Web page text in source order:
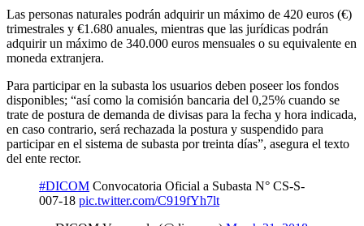
Las personas naturales podrán adquirir un máximo de 420 euros (€)
trimestrales y €1.680 anuales, mientras que las jurídicas podrán
adquirir un máximo de 340.000 euros mensuales o su equivalente en
moneda extranjera.
Para participar en la subasta los usuarios deben poseer los fondos
disponibles; “así como la comisión bancaria del 0,25% cuando se
trate de postura de demanda de divisas para la fecha y hora indicada,
en caso contrario, será rechazada la postura y suspendido para
participar en el sistema de subasta por treinta días”, asegura el texto
del ente rector.
#DICOM Convocatoria Oficial a Subasta N° CS-S-
007-18 pic.twitter.com/C919fYh7lt